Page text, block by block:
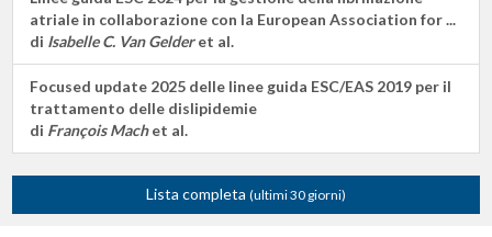
atriale in collaborazione con la European Association for ...
di Isabelle C. Van Gelderet al.
Focused update 2025 delle linee guida ESC/EAS 2019 per il
trattamento delle dislipidemie
di François Machet al.
Lista completa (ultimi 30 giorni)